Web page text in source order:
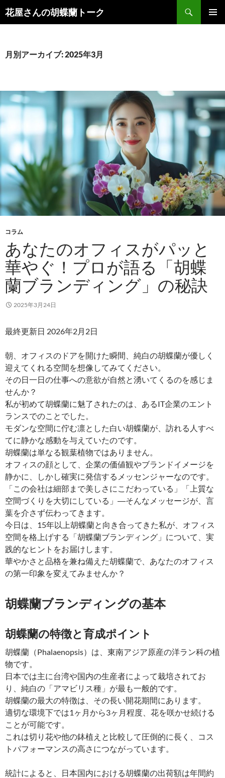
花屋さんの胡蝶蘭トーク
検
索
ン
キ
ッ
月別アーカイブ: 2025年3月
コラム
あなたのオフィスがパッと
華やぐ！プロが語る「胡蝶
蘭ブランディング」の秘訣
2025年3月24日
最終更新日 2026年2月2日
朝、オフィスのドアを開けた瞬間、純白の胡蝶蘭が優しく
迎えてくれる空間を想像してみてください。
その日一日の仕事への意欲が自然と湧いてくるのを感じま
せんか？
私が初めて胡蝶蘭に魅了されたのは、あるIT企業のエント
ランスでのことでした。
モダンな空間に佇む凛とした白い胡蝶蘭が、訪れる人すべ
てに静かな感動を与えていたのです。
胡蝶蘭は単なる観葉植物ではありません。
オフィスの顔として、企業の価値観やブランドイメージを
静かに、しかし確実に発信するメッセンジャーなのです。
「この会社は細部まで美しさにこだわっている」「上質な
空間づくりを大切にしている」―そんなメッセージが、言
葉を介さず伝わってきます。
今日は、15年以上胡蝶蘭と向き合ってきた私が、オフィス
空間を格上げする「胡蝶蘭ブランディング」について、実
践的なヒントをお届けします。
華やかさと品格を兼ね備えた胡蝶蘭で、あなたのオフィス
の第一印象を変えてみませんか？
胡蝶蘭ブランディングの基本
胡蝶蘭の特徴と育成ポイント
胡蝶蘭（Phalaenopsis）は、東南アジア原産の洋ラン科の植
物です。
日本では主に台湾や国内の生産者によって栽培されてお
り、純白の「アマビリス種」が最も一般的です。
胡蝶蘭の最大の特徴は、その長い開花期間にあります。
適切な環境下では1ヶ月から3ヶ月程度、花を咲かせ続ける
ことが可能です。
これは切り花や他の鉢植えと比較して圧倒的に長く、コス
トパフォーマンスの高さにつながっています。
統計によると、日本国内における胡蝶蘭の出荷額は年間約